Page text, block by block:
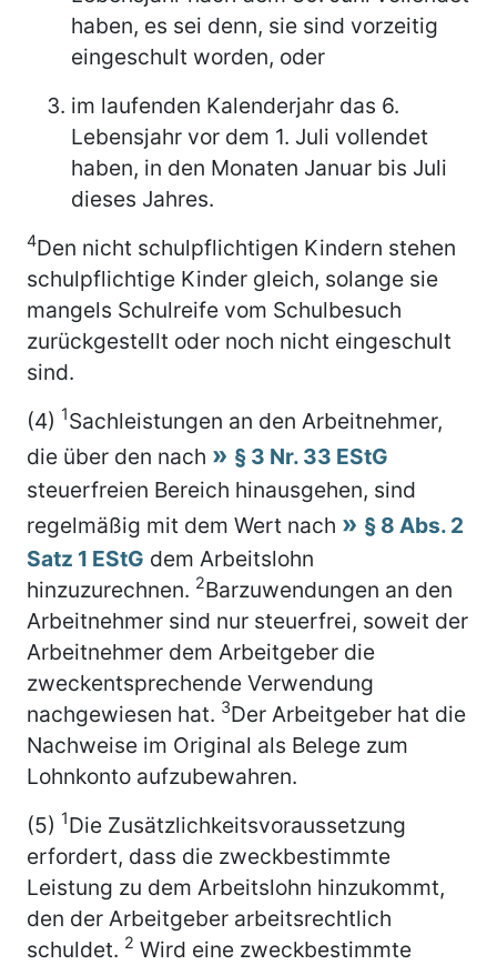
haben, es sei denn, sie sind vorzeitig
eingeschult worden, oder
im laufenden Kalenderjahr das 6.
Lebensjahr vor dem 1. Juli vollendet
haben, in den Monaten Januar bis Juli
dieses Jahres.
4Den nicht schulpflichtigen Kindern stehen
schulpflichtige Kinder gleich, solange sie
mangels Schulreife vom Schulbesuch
zurückgestellt oder noch nicht eingeschult
sind.
(4) 1Sachleistungen an den Arbeitnehmer,
die über den nach
§ 3 Nr. 33 EStG
steuerfreien Bereich hinausgehen, sind
regelmäßig mit dem Wert nach
§ 8 Abs. 2
Satz 1 EStG dem Arbeitslohn
hinzuzurechnen. 2Barzuwendungen an den
Arbeitnehmer sind nur steuerfrei, soweit der
Arbeitnehmer dem Arbeitgeber die
zweckentsprechende Verwendung
nachgewiesen hat. 3Der Arbeitgeber hat die
Nachweise im Original als Belege zum
Lohnkonto aufzubewahren.
(5) 1Die Zusätzlichkeitsvoraussetzung
erfordert, dass die zweckbestimmte
Leistung zu dem Arbeitslohn hinzukommt,
den der Arbeitgeber arbeitsrechtlich
schuldet. 2 Wird eine zweckbestimmte